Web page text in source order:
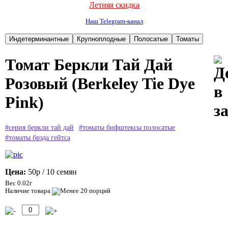
Летняя скидка
Наш Telegram-канал
Томат Беркли Тай Дай
Розовый (Berkeley Tie Dye
Pink)
#серия беркли тай дай
#томаты бифштексы полосатые
#томаты брэда гейтса
Цена: 50р / 10 семян
Вес 0.02г
Наличие товара